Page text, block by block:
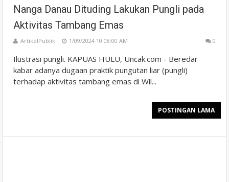
Nanga Danau Dituding Lakukan Pungli pada
Aktivitas Tambang Emas
ArtikelPublik 1/09/2024 10:08:00 AM 0
Ilustrasi pungli. KAPUAS HULU, Uncak.com - Beredar
kabar adanya dugaan praktik pungutan liar (pungli)
terhadap aktivitas tambang emas di Wil...
POSTINGAN LAMA